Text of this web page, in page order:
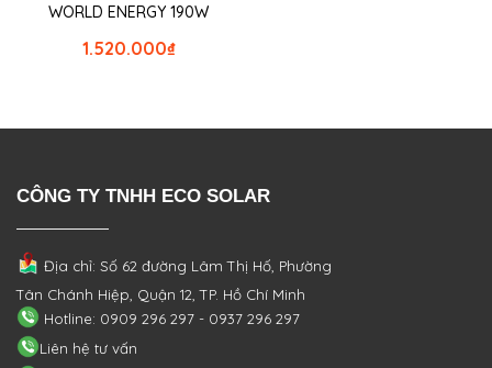
WORLD ENERGY 190W
₫
1.520.000
CÔNG TY TNHH ECO SOLAR
Địa chỉ: Số 62 đường Lâm Thị Hố, Phường
Tân Chánh Hiệp, Quận 12, TP. Hồ Chí Minh
Hotline: 0909 296 297 - 0937 296 297
Liên hệ tư vấn